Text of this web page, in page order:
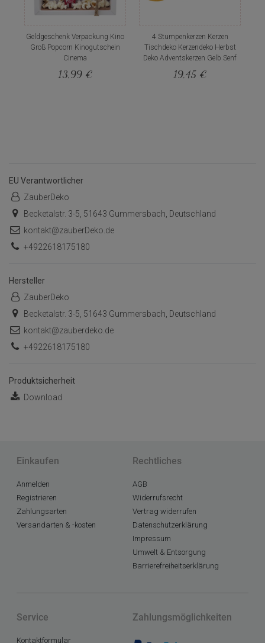
Geldgeschenk Verpackung Kino
Groß Popcorn Kinogutschein
Cinema
13,99 €
4 Stumpenkerzen Kerzen
Tischdeko Kerzendeko Herbst
Deko Adventskerzen Gelb Senf
19,45 €
EU Verantwortlicher
ZauberDeko
Becketalstr. 3-5, 51643 Gummersbach, Deutschland
kontakt@zauberDeko.de
+4922618175180
Hersteller
ZauberDeko
Becketalstr. 3-5, 51643 Gummersbach, Deutschland
kontakt@zauberdeko.de
+4922618175180
Produktsicherheit
Download
Einkaufen
Anmelden
Registrieren
Zahlungsarten
Versandarten & -kosten
Rechtliches
AGB
Widerrufsrecht
Vertrag widerrufen
Datenschutzerklärung
Impressum
Umwelt & Entsorgung
Barrierefreiheitserklärung
Service
Kontaktformular
Zahlungsmöglichkeiten